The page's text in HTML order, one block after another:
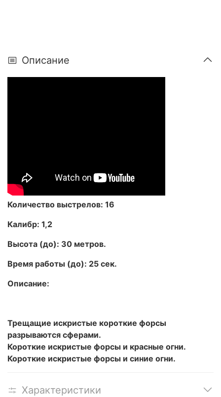
Описание
Количество выстрелов: 16
Калибр: 1,2
Высота (до): 30 метров.
Время работы (до): 25 сек.
Описание:
Трещащие искристые короткие форсы
разрываются сферами.
Короткие искристые форсы и красные огни.
Короткие искристые форсы и синие огни.
Характеристики